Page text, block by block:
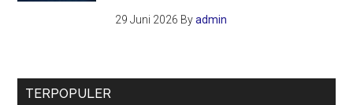
29 Juni 2026 Byadmin
TERPOPULER